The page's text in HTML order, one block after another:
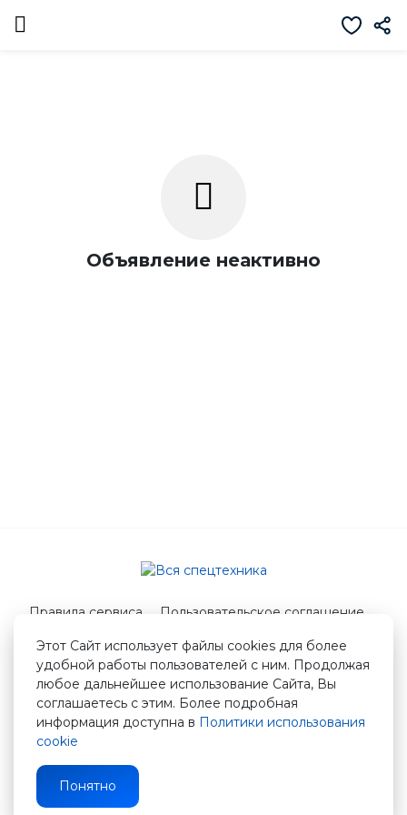
Объявление неактивно
Этот Сайт использует файлы cookies для более
удобной работы пользователей с ним. Продолжая
любое дальнейшее использование Сайта, Вы
соглашаетесь с этим. Более подробная
информация доступна в Политики использования
cookie
Понятно
Правила сервиса
Пользовательское соглашение
© 2026 Вся спецтехника
info@vstshop.ru